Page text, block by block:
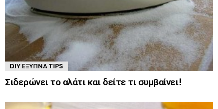
DIY ΈΞΥΠΝΑ TIPS
Σιδερώνει το αλάτι και δείτε τι συμβαίνει!